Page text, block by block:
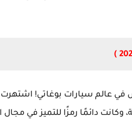
في عالم سيارات بوغاتي! اشتهرت
وكانت دائمًا رمزًا للتميز في